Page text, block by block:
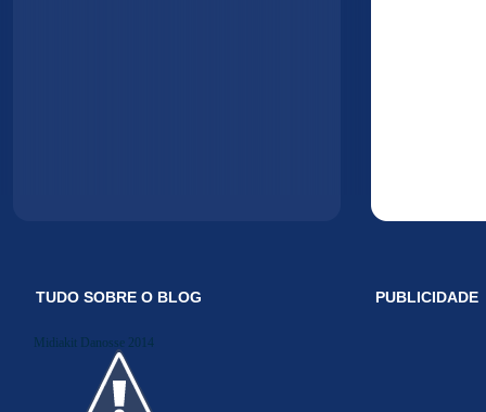
TUDO SOBRE O BLOG
Midiakit Danosse 2014
PUBLICIDADE